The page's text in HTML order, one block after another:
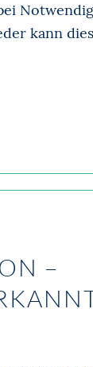
kann
–